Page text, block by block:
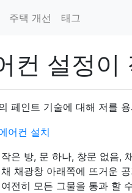
주택 개선 태그
컨 설정이
페인트 기술에 대해 저를
은 방, 문 하나, 창문 없음,
채 채광창 아래쪽에 뜨거운
전히 모든 그물을 통과 할